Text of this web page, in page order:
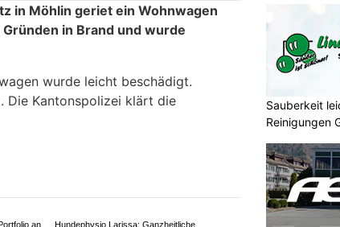
in Möhlin geriet ein Wohnwagen
in Brand und wurde
wurde leicht beschädigt.
Die Kantonspolizei klärt die
Sauberkeit
Reinigungen